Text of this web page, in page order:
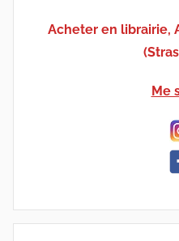
Acheter en librairie,
Me